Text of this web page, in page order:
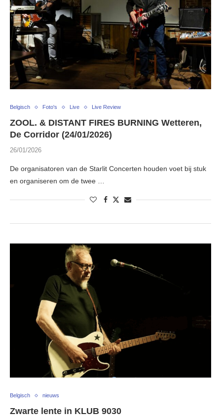
Belgisch Foto's Live Live Review
ZOOL. & DISTANT FIRES BURNING Wetteren,
De Corridor (24/01/2026)
26/01/2026
De organisatoren van de Starlit Concerten houden voet bij stuk
en organiseren om de twee …
Belgisch nieuws
Zwarte lente in KLUB 9030